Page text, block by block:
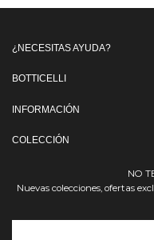
¿NECESITAS AYUDA?
BOTTICELLI
INFORMACIÓN
COLECCIÓN
NO
Nuevas colecciones, ofertas